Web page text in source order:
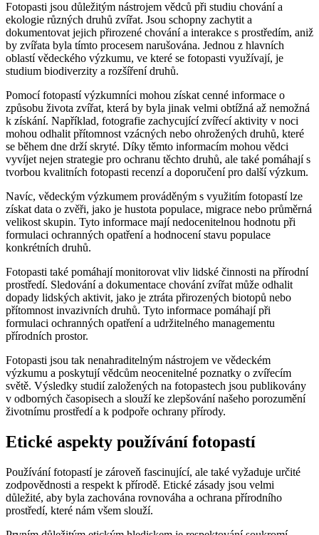
Fotopasti jsou důležitým nástrojem vědců při studiu chování a
ekologie různých druhů zvířat. Jsou schopny zachytit a
dokumentovat jejich přirozené chování a interakce s prostředím, aniž
by zvířata byla tímto procesem narušována. Jednou z hlavních
oblastí vědeckého výzkumu, ve které se fotopasti využívají, je
studium biodiverzity a rozšíření druhů.
Pomocí fotopastí výzkumníci mohou získat cenné informace o
způsobu života zvířat, která by byla jinak velmi obtížná až nemožná
k získání. Například, fotografie zachycující zvířecí aktivity v noci
mohou odhalit přítomnost vzácných nebo ohrožených druhů, které
se během dne drží skryté. Díky těmto informacím mohou vědci
vyvíjet nejen strategie pro ochranu těchto druhů, ale také pomáhají s
tvorbou kvalitních fotopasti recenzí a doporučení pro další výzkum.
Navíc, vědeckým výzkumem prováděným s využitím fotopastí lze
získat data o zvěři, jako je hustota populace, migrace nebo průměrná
velikost skupin. Tyto informace mají nedocenitelnou hodnotu při
formulaci ochranných opatření a hodnocení stavu populace
konkrétních druhů.
Fotopasti také pomáhají monitorovat vliv lidské činnosti na přírodní
prostředí. Sledování a dokumentace chování zvířat může odhalit
dopady lidských aktivit, jako je ztráta přirozených biotopů nebo
přítomnost invazivních druhů. Tyto informace pomáhají při
formulaci ochranných opatření a udržitelného managementu
přírodních prostor.
Fotopasti jsou tak nenahraditelným nástrojem ve vědeckém
výzkumu a poskytují vědcům neocenitelné poznatky o zvířecím
světě. Výsledky studií založených na fotopastech jsou publikovány
v odborných časopisech a slouží ke zlepšování našeho porozumění
životnímu prostředí a k podpoře ochrany přírody.
Etické aspekty používání fotopastí
Používání fotopastí je zároveň fascinující, ale také vyžaduje určité
zodpovědnosti a respekt k přírodě. Etické zásady jsou velmi
důležité, aby byla zachována rovnováha a ochrana přírodního
prostředí, které nám všem slouží.